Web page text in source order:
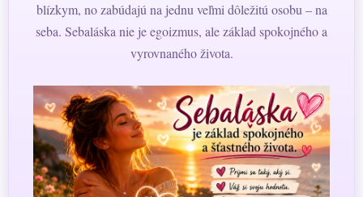
blízkym, no zabúdajú na jednu veľmi dôležitú osobu – na
seba. Sebaláska nie je egoizmus, ale základ spokojného a
vyrovnaného života.